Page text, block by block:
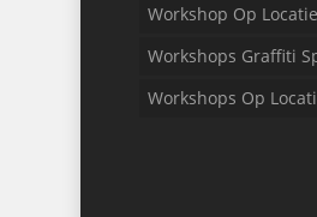
Workshop Op Locatie
Workshops Graffiti
Workshops Op